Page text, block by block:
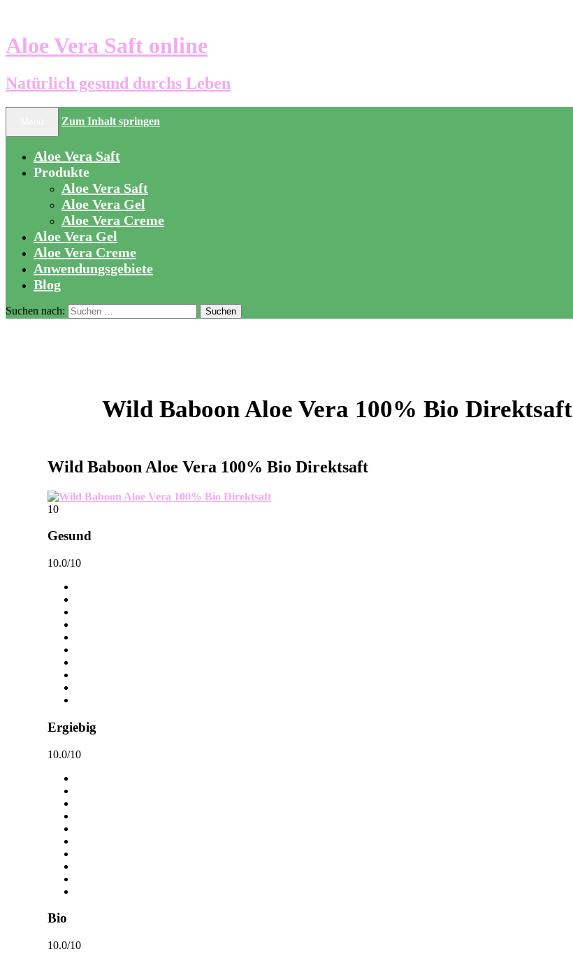
Aloe Vera Saft online
Natürlich gesund durchs Leben
Zum Inhalt springen
Aloe Vera Saft
Produkte
Aloe Vera Saft
Aloe Vera Gel
Aloe Vera Creme
Aloe Vera Gel
Aloe Vera Creme
Anwendungsgebiete
Blog
Suchen nach:
Wild Baboon Aloe Vera 100% Bio Direktsaft
Wild Baboon Aloe Vera 100% Bio Direktsaft
10
Gesund
10.0/10
Ergiebig
10.0/10
Bio
10.0/10